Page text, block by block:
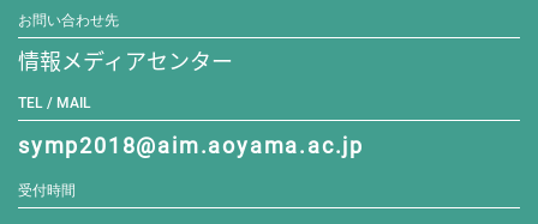
お問い合わせ先
情報メディアセンター
TEL / MAIL
symp2018@aim.aoyama.ac.jp
受付時間